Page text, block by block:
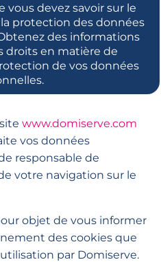
vous devez savoir sur le
protection des données
des informations
droits en matière de
de vos données
www.domiserve.com
vos données
responsable de
votre navigation sur le
objet de vous informer
des cookies que
par Domiserve.